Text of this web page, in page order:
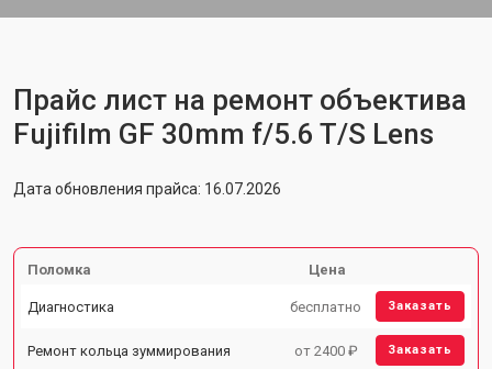
Прайс лист на ремонт объектива
Fujifilm GF 30mm f/5.6 T/S Lens
Дата обновления прайса: 16.07.2026
Поломка Цена
Диагностика бесплатно Заказать
Ремонт кольца зуммирования от 2400 ₽ Заказать